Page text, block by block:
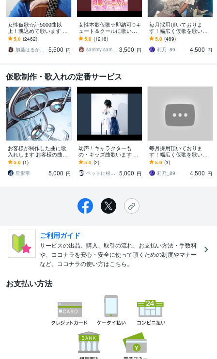
女性仮歌☆計5000曲以
上！魂込めて歌います エ
ディットが楽♪すぐ提出可
能♪毎月採用♪テレビ出演
有♪
5.0 (2462)
加藤はるか_Sing
5,500 円
女性本歌仮歌☆即納可✩キ
ュート＆クールに歌いま
す アイドルアニソン得意
です、毎月採用報告有
り！(作詞も可)
5.0 (1216)
sammy sammy 3,500 円
毎月採用頂いておりま
す！幅広く仮歌を歌いま
す アニソン、歌物系、パ
ワフルな楽曲の仮歌が得
意！
5.0 (469)
莉乃_89
4,500 円
仮歌制作・歌入れの定番サービス
お客様が制作した曲に歌
入れします お客様の曲の
イメージと要望に合わせ
て歌入れします！
5.0 (1)
星影零
5,000 円
幼声！キャラクターも
の・キッズ曲歌います オ
ーディションに合格し、
ボイトレ・オリジナル曲
と出してます
5.0 (2)
ベットに根っこ生えてる系
5,000 円
毎月採用頂いておりま
す！幅広く仮歌を歌いま
す アニソン、歌物系、パ
ワフルな楽曲の仮歌が得
意！
5.0 (3)
莉乃_89
4,500 円
ご利用ガイド
サービスの出品、購入、取引の流れ、お支払い方法・手数料
や、ココナラを安心・安全に使って頂くための制度やマナー
など、ココナラの使い方はこちら。
お支払い方法